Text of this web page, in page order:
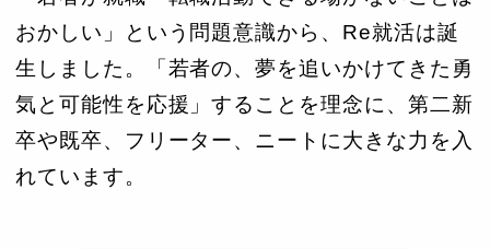
おかしい」という問題意識から、Re就活は誕
生しました。「若者の、夢を追いかけてきた勇
気と可能性を応援」することを理念に、第二新
卒や既卒、フリーター、ニートに大きな力を入
れています。